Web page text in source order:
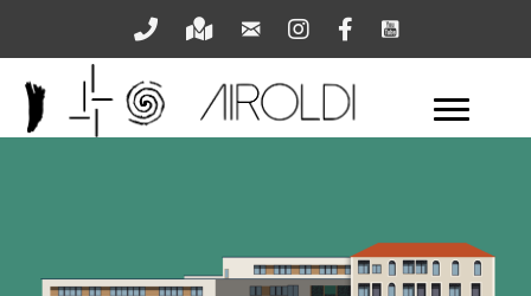
Nous appeler
Venir Nous écrireInstagramFacebookYoutube